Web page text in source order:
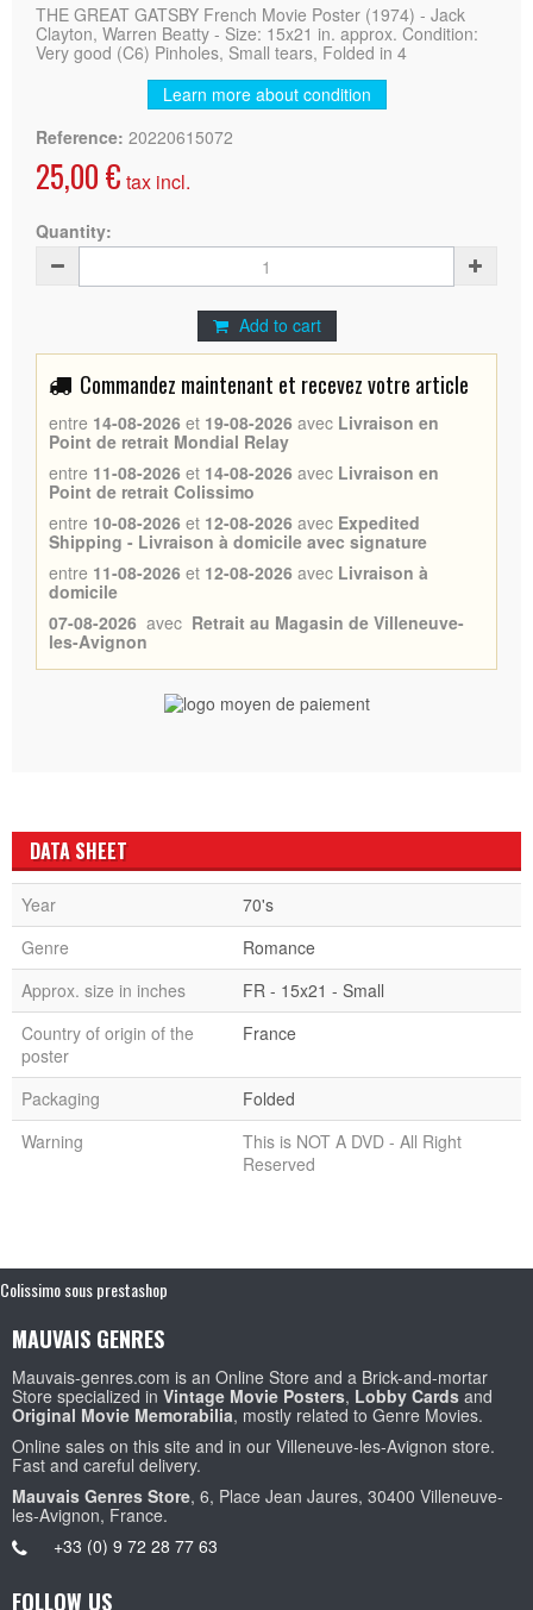
THE GREAT GATSBY French Movie Poster (1974) - Jack
Clayton, Warren Beatty - Size: 15x21 in. approx. Condition:
Very good (C6) Pinholes, Small tears, Folded in 4
Learn more about condition
Reference: 20220615072
25,00 € tax incl.
Quantity:
Add to cart
Commandez maintenant et recevez votre article
entre 14-08-2026 et 19-08-2026 avec Livraison en
Point de retrait Mondial Relay
entre 11-08-2026 et 14-08-2026 avec Livraison en
Point de retrait Colissimo
entre 10-08-2026 et 12-08-2026 avec Expedited
Shipping - Livraison à domicile avec signature
entre 11-08-2026 et 12-08-2026 avec Livraison à
domicile
07-08-2026 avec Retrait au Magasin de Villeneuve-
les-Avignon
DATA SHEET
Year
70's
Genre
Romance
Approx. size in inches
FR - 15x21 - Small
Country of origin of the
poster
France
Packaging
Folded
Warning
This is NOT A DVD - All Right
Reserved
Colissimo sous prestashop
MAUVAIS GENRES
Mauvais-genres.com is an Online Store and a Brick-and-mortar
Store specialized in Vintage Movie Posters, Lobby Cards and
Original Movie Memorabilia, mostly related to Genre Movies.
Online sales on this site and in our Villeneuve-les-Avignon store.
Fast and careful delivery.
Mauvais Genres Store, 6, Place Jean Jaures, 30400 Villeneuve-
les-Avignon, France.
+33 (0) 9 72 28 77 63
FOLLOW US